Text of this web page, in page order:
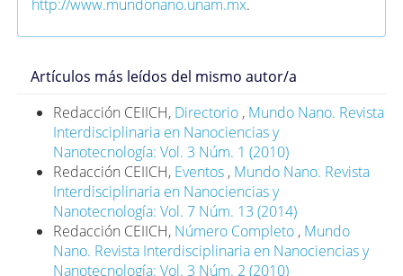
http://www.mundonano.unam.mx.
Artículos más leídos del mismo autor/a
Redacción CEIICH, Directorio , Mundo Nano. Revista
Interdisciplinaria en Nanociencias y
Nanotecnología: Vol. 3 Núm. 1 (2010)
Redacción CEIICH, Eventos , Mundo Nano. Revista
Interdisciplinaria en Nanociencias y
Nanotecnología: Vol. 7 Núm. 13 (2014)
Redacción CEIICH, Número Completo , Mundo
Nano. Revista Interdisciplinaria en Nanociencias y
Nanotecnología: Vol. 3 Núm. 2 (2010)